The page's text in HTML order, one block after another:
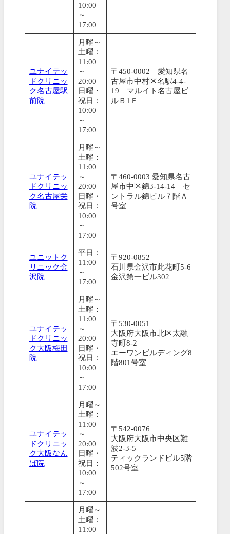
10:00
～
17:00
ユナイテッ
ドクリニッ
ク名古屋駅
前院
月曜～
土曜：
11:00
～
20:00
日曜・
祝日：
10:00
～
17:00
〒450-0002 愛知県名
古屋市中村区名駅4-4-
19 マルイト名古屋ビ
ルＢ1Ｆ
ユナイテッ
ドクリニッ
ク名古屋栄
院
月曜～
土曜：
11:00
～
20:00
日曜・
祝日：
10:00
～
17:00
〒460-0003 愛知県名古
屋市中区錦3-14-14 セ
ントラル錦ビル７階Ａ
号室
ユニットク
リニック金
沢院
平日：
11:00
～
17:00
〒920-0852
石川県金沢市此花町5-6
金沢第一ビル302
ユナイテッ
ドクリニッ
ク大阪梅田
院
月曜～
土曜：
11:00
～
20:00
日曜・
祝日：
10:00
～
17:00
〒530-0051
大阪府大阪市北区太融
寺町8-2
エーワンビルディング8
階801号室
ユナイテッ
ドクリニッ
ク大阪なん
ば院
月曜～
土曜：
11:00
～
20:00
日曜・
祝日：
10:00
～
17:00
〒542-0076
大阪府大阪市中央区難
波2-3-5
ティックランドビル5階
502号室
月曜～
土曜：
11:00